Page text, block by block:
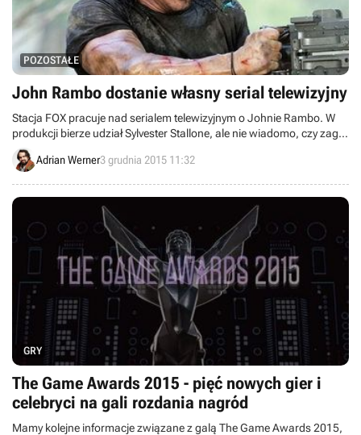
POZOSTAŁE
John Rambo dostanie własny serial telewizyjny
Stacja FOX pracuje nad serialem telewizyjnym o Johnie Rambo. W
produkcji bierze udział Sylvester Stallone, ale nie wiadomo, czy zagra
on tę postać na małym ekranie.
Adrian Werner3 grudnia 2015 11:32
GRY
The Game Awards 2015 - pięć nowych gier i
celebryci na gali rozdania nagród
Mamy kolejne informacje związane z galą The Game Awards 2015,